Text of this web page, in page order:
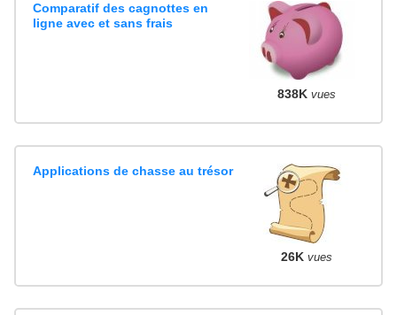
Comparatif des cagnottes en
ligne avec et sans frais
838K vues
Applications de chasse au trésor
26K vues